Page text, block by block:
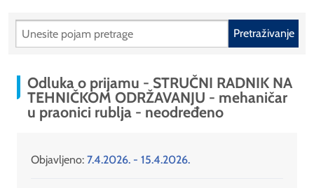
Pretraživanje
Odluka o prijamu - STRUČNI RADNIK NA
TEHNIČKOM ODRŽAVANJU - mehaničar
u praonici rublja - neodređeno
Objavljeno: 7.4.2026. - 15.4.2026.